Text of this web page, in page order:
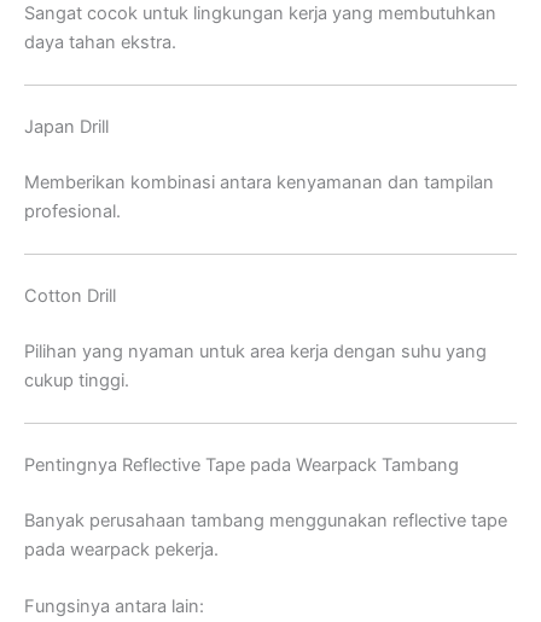
Sangat cocok untuk lingkungan kerja yang membutuhkan
daya tahan ekstra.
Japan Drill
Memberikan kombinasi antara kenyamanan dan tampilan
profesional.
Cotton Drill
Pilihan yang nyaman untuk area kerja dengan suhu yang
cukup tinggi.
Pentingnya Reflective Tape pada Wearpack Tambang
Banyak perusahaan tambang menggunakan reflective tape
pada wearpack pekerja.
Fungsinya antara lain: